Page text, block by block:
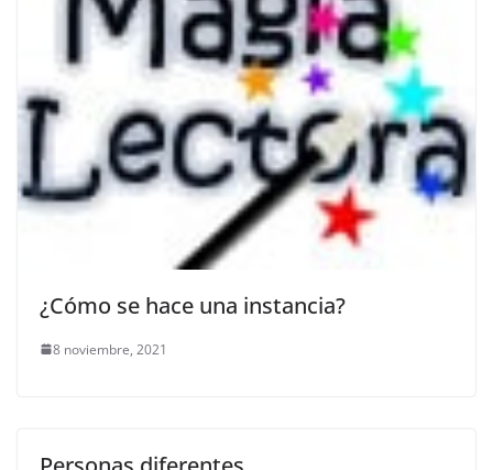
¿Cómo se hace una instancia?
8 noviembre, 2021